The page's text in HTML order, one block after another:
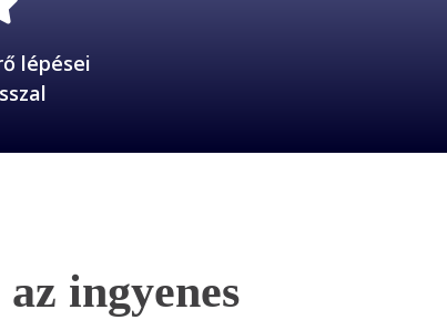
lépései
ingyenes